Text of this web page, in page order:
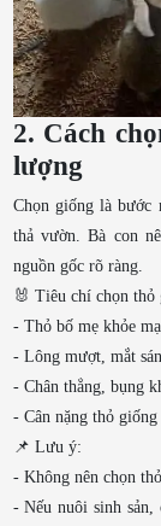
2. Cách
lượng
Chọn giống là bước
thả vườn. Bà con
nguồn gốc rõ ràng.
🐰 Tiêu chí chọn thỏ
- Thỏ bố mẹ khỏe
- Lông mượt, mắt
- Chân thẳng, bụng
- Cân nặng thỏ
📌 Lưu ý:
- Không nên chọn
- Nếu nuôi sinh sản,